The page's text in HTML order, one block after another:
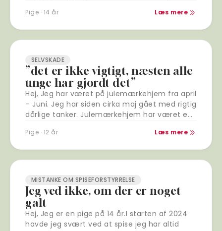
Pige · 14 år Læs mere
SELVSKADE
”det er ikke vigtigt, næsten alle
unge har gjordt det”
Hej, Jeg har været på julemærkehjem fra april
– Juni. Jeg har siden cirka maj gået med rigtig
dårlige tanker. Julemærkehjem har været en
Pige · 12 år Læs mere
MISTANKE OM SPISEFORSTYRRELSE
Jeg ved ikke, om der er noget
galt
Hej, Jeg er en pige på 14 år.I starten af 2024
havde jeg svært ved at spise jeg har altid